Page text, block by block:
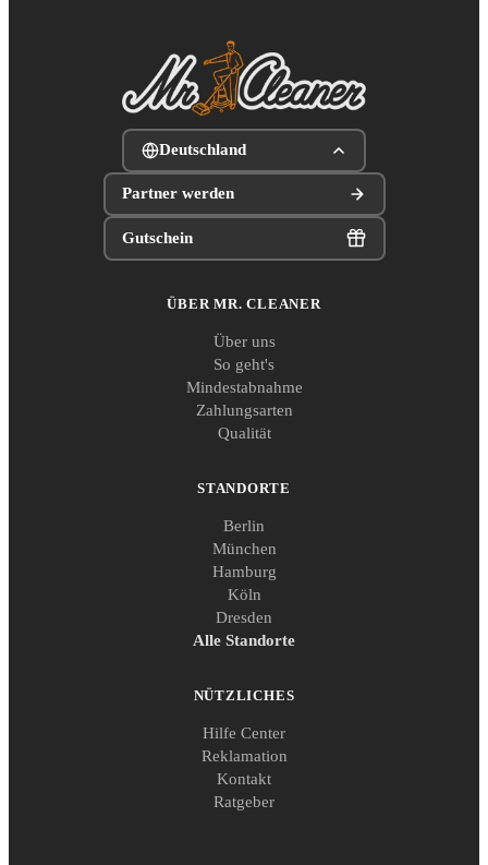
Deutschland
Partner werden
Gutschein
ÜBER MR. CLEANER
Über uns
So geht's
Mindestabnahme
Zahlungsarten
Qualität
STANDORTE
Berlin
München
Hamburg
Köln
Dresden
Alle Standorte
NÜTZLICHES
Hilfe Center
Reklamation
Kontakt
Ratgeber